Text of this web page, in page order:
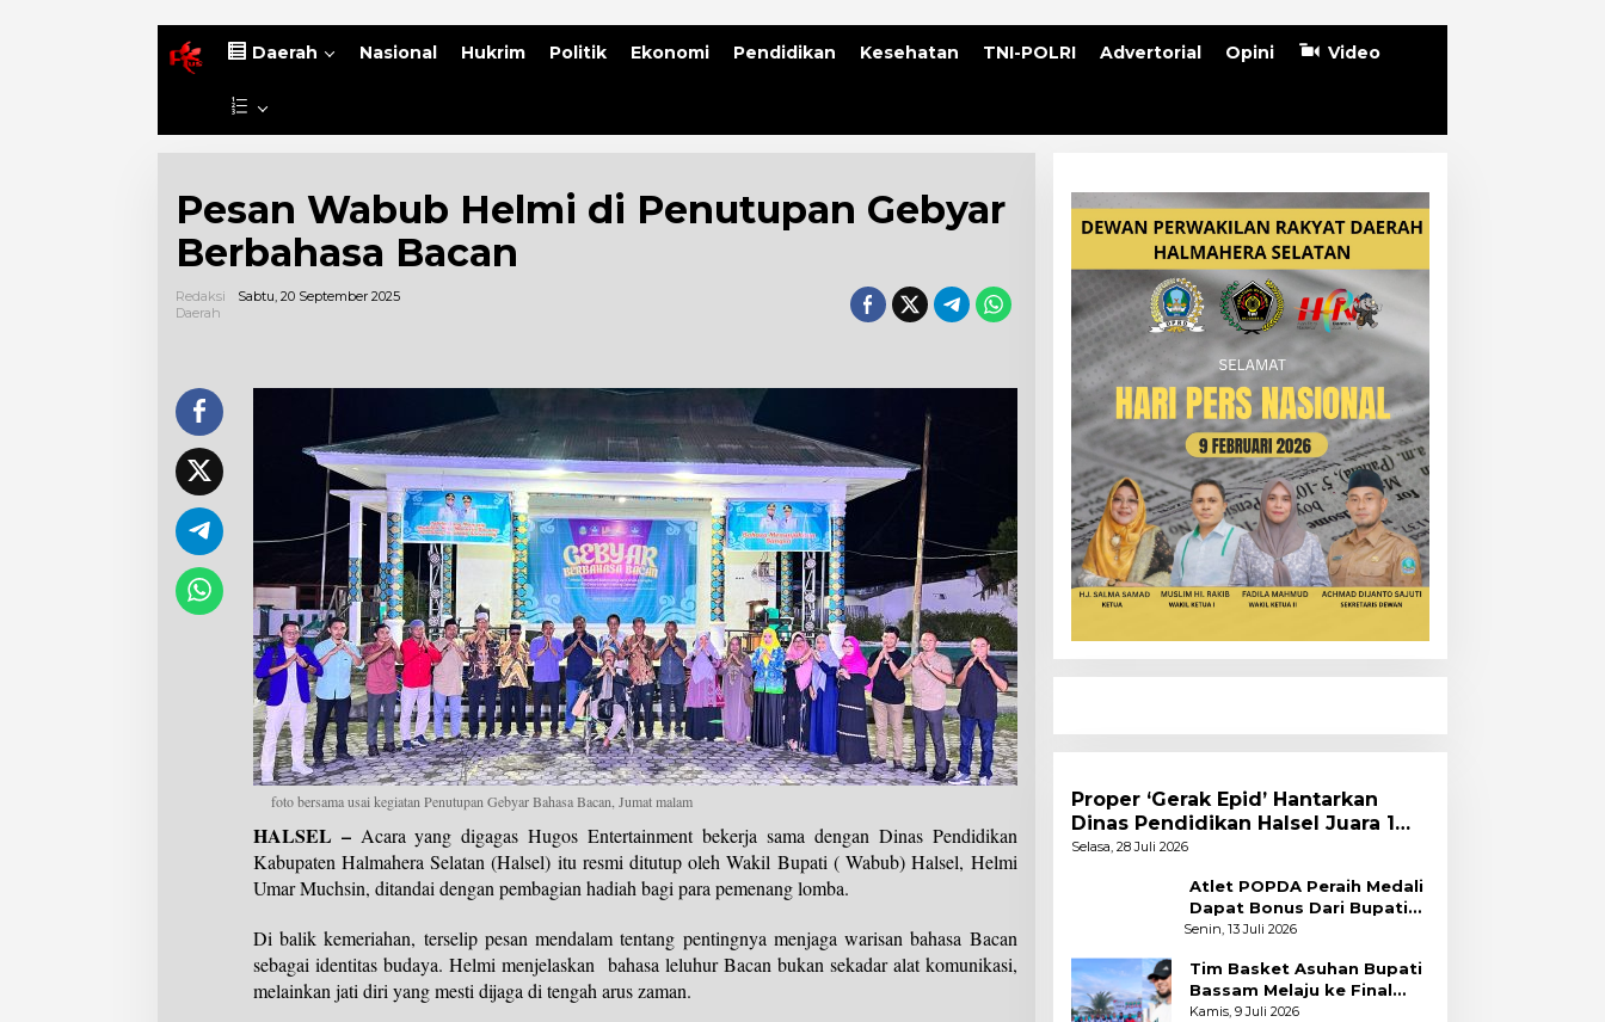
Daerah Nasional Hukrim Politik Ekonomi Pendidikan Kesehatan TNI-POLRI Advertorial Opini Video
L
a
n
y
a
Pesan Wabub Helmi di Penutupan Gebyar
Berbahasa Bacan
Redaksi
Sabtu, 20 September 2025
Daerah
foto bersama usai kegiatan Penutupan Gebyar Bahasa Bacan, Jumat malam
HALSEL –Acara yang digagas Hugos Entertainment bekerja sama dengan Dinas Pendidikan
Kabupaten Halmahera Selatan (Halsel) itu resmi ditutup oleh Wakil Bupati ( Wabub) Halsel, Helmi
Umar Muchsin, ditandai dengan pembagian hadiah bagi para pemenang lomba.
Di balik kemeriahan, terselip pesan mendalam tentang pentingnya menjaga warisan bahasa Bacan
sebagai identitas budaya. Helmi menjelaskan bahasa leluhur Bacan bukan sekadar alat komunikasi,
melainkan jati diri yang mesti dijaga di tengah arus zaman.
Proper ‘Gerak Epid’ Hantarkan
Dinas Pendidikan Halsel Juara 1
PKA Angkatan Pertama
Selasa, 28 Juli 2026
Atlet POPDA Peraih Medali
Dapat Bonus Dari Bupati
Bassam
Senin, 13 Juli 2026
Tim Basket Asuhan Bupati
Bassam Melaju ke Final
Usai Bekuk Kota Tidore
Kamis, 9 Juli 2026